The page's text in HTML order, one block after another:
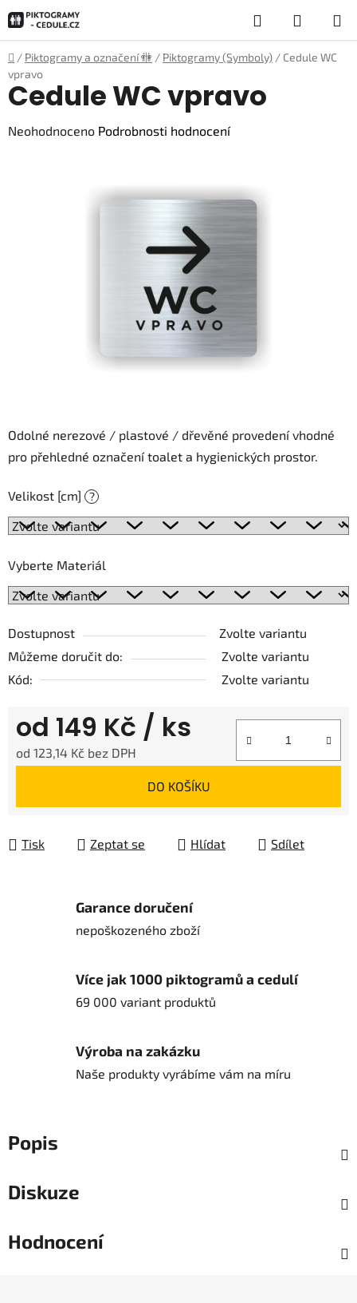
na
obsah
Hledat
KOŠÍK
Domů
/ Piktogramy a označení 🚻 / Piktogramy (Symboly) / Cedule WC
vpravo
Odolné nerezové / plastové / dřevěné provedení vhodné
pro přehledné označení toalet a hygienických prostor.
Velikost [cm] ?
Vyberte Materiál
Dostupnost
Zvolte variantu
Můžeme doručit do:
Zvolte variantu
Kód:
Zvolte variantu
od 149 Kč / ks
od 123,14 Kč bez DPH
DO KOŠÍKU
Tisk Zeptat se Hlídat Sdílet
Cedule WC vpravo
Průměrné
Neohodnoceno Podrobnosti hodnocení
Garance doručení
nepoškozeného zboží
Více jak 1000 piktogramů a cedulí
69 000 variant produktů
Výroba na zakázku
Naše produkty vyrábíme vám na míru
Popis
Diskuze
Hodnocení